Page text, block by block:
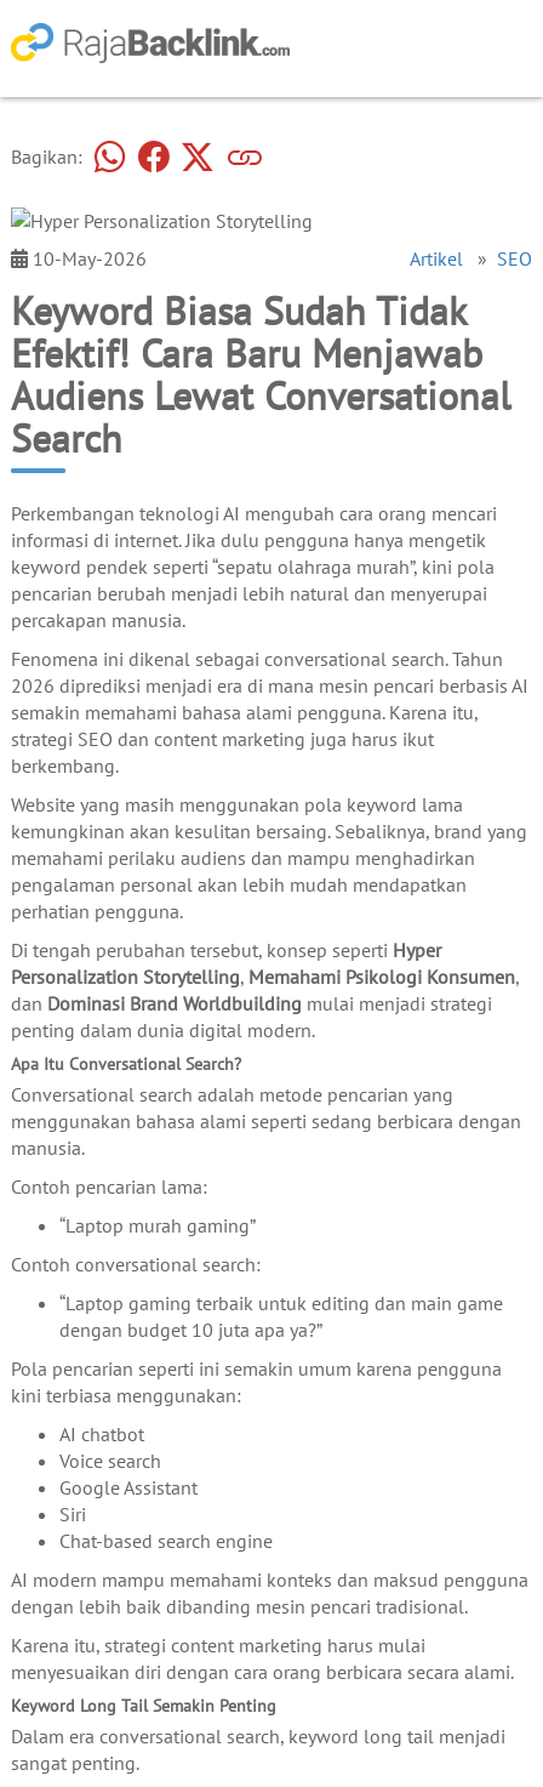
Bagikan:
10-May-2026 Artikel » SEO
Keyword Biasa Sudah Tidak
Efektif! Cara Baru Menjawab
Audiens Lewat Conversational
Search
Perkembangan teknologi AI mengubah cara orang mencari
informasi di internet. Jika dulu pengguna hanya mengetik
keyword pendek seperti “sepatu olahraga murah”, kini pola
pencarian berubah menjadi lebih natural dan menyerupai
percakapan manusia.
Fenomena ini dikenal sebagai conversational search. Tahun
2026 diprediksi menjadi era di mana mesin pencari berbasis AI
semakin memahami bahasa alami pengguna. Karena itu,
strategi SEO dan content marketing juga harus ikut
berkembang.
Website yang masih menggunakan pola keyword lama
kemungkinan akan kesulitan bersaing. Sebaliknya, brand yang
memahami perilaku audiens dan mampu menghadirkan
pengalaman personal akan lebih mudah mendapatkan
perhatian pengguna.
Di tengah perubahan tersebut, konsep seperti Hyper
Personalization Storytelling, Memahami Psikologi Konsumen,
dan Dominasi Brand Worldbuilding mulai menjadi strategi
penting dalam dunia digital modern.
Apa Itu Conversational Search?
Conversational search adalah metode pencarian yang
menggunakan bahasa alami seperti sedang berbicara dengan
manusia.
Contoh pencarian lama:
“Laptop murah gaming”
Contoh conversational search:
“Laptop gaming terbaik untuk editing dan main game
dengan budget 10 juta apa ya?”
Pola pencarian seperti ini semakin umum karena pengguna
kini terbiasa menggunakan:
AI chatbot
Voice search
Google Assistant
Siri
Chat-based search engine
AI modern mampu memahami konteks dan maksud pengguna
dengan lebih baik dibanding mesin pencari tradisional.
Karena itu, strategi content marketing harus mulai
menyesuaikan diri dengan cara orang berbicara secara alami.
Keyword Long Tail Semakin Penting
Dalam era conversational search, keyword long tail menjadi
sangat penting.